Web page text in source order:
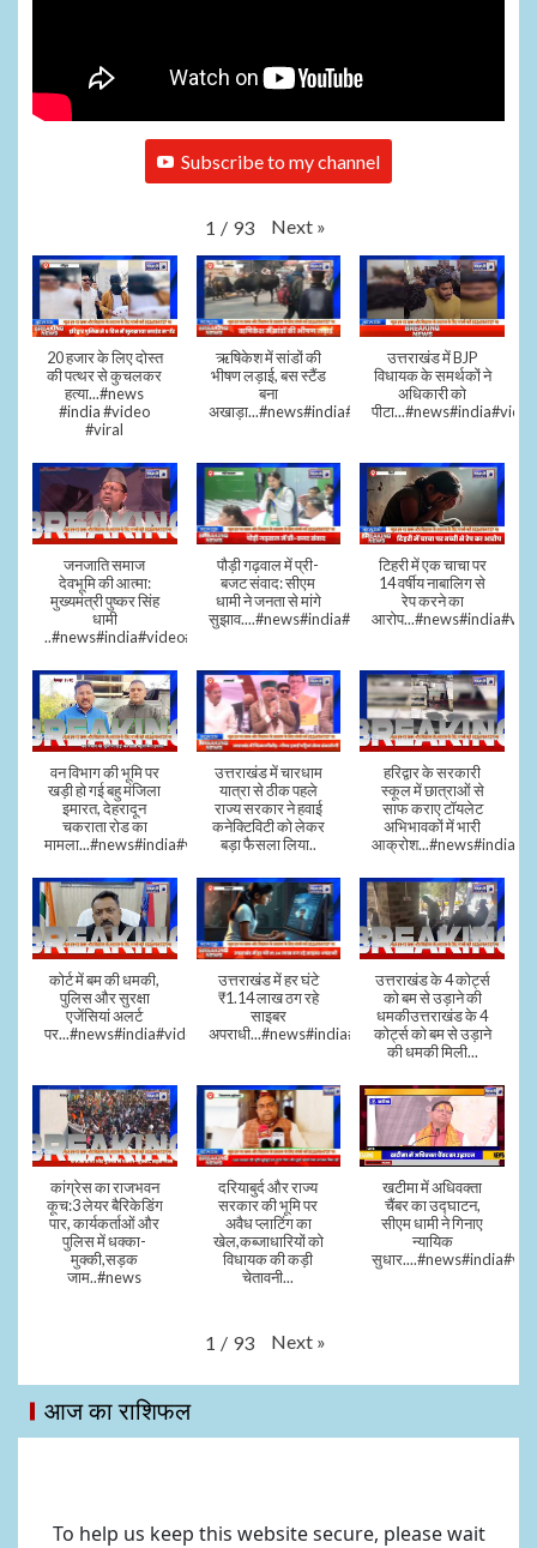
Subscribe to my channel
1 / 93 Next »
20 हजार के लिए दोस्त
की पत्थर से कुचलकर
हत्या...#news
#india #video
#viral
ऋषिकेश में सांडों की
भीषण लड़ाई, बस स्टैंड
बना
अखाड़ा...#news#india#video#viral
उत्तराखंड में BJP
विधायक के समर्थकों ने
अधिकारी को
जनजाति समाज
देवभूमि की आत्मा:
मुख्यमंत्री पुष्कर सिंह
धामी
..#news#india#video#viral
पौड़ी गढ़वाल में प्री-
बजट संवाद: सीएम
धामी ने जनता से मांगे
सुझाव....#news#india#video#viral
टिहरी में एक चाचा पर
14 वर्षीय नाबालिग से
रेप करने का
वन विभाग की भूमि पर
खड़ी हो गई बहु मंजिला
इमारत, देहरादून
चकराता रोड का
मामला...#news#india#video
उत्तराखंड में चारधाम
यात्रा से ठीक पहले
राज्य सरकार ने हवाई
कनेक्टिविटी को लेकर
बड़ा फैसला लिया..
हरिद्वार के सरकारी
स्कूल में छात्राओं से
साफ कराए टॉयलेट
अभिभावकों में भारी
आक्रोश...#news#india
कोर्ट में बम की धमकी,
पुलिस और सुरक्षा
एजेंसियां अलर्ट
पर...#news#india#video#viral
उत्तराखंड में हर घंटे
₹1.14 लाख ठग रहे
साइबर
अपराधी...#news#india#video#viral
उत्तराखंड के 4 कोर्ट्स
को बम से उड़ाने की
धमकीउत्तराखंड के 4
कोर्ट्स को बम से उड़ाने
की धमकी मिली...
कांग्रेस का राजभवन
कूच:3 लेयर बैरिकेडिंग
पार, कार्यकर्ताओं और
पुलिस में धक्का-
मुक्की,सड़क
जाम..#news
दरियाबुर्द और राज्य
सरकार की भूमि पर
अवैध प्लाटिंग का
खेल,कब्जाधारियों को
विधायक की कड़ी
चेतावनी...
खटीमा में अधिवक्ता
चैंबर का उद्घाटन,
सीएम धामी ने गिनाए
न्यायिक
1 / 93 Next »
आज का राशिफल